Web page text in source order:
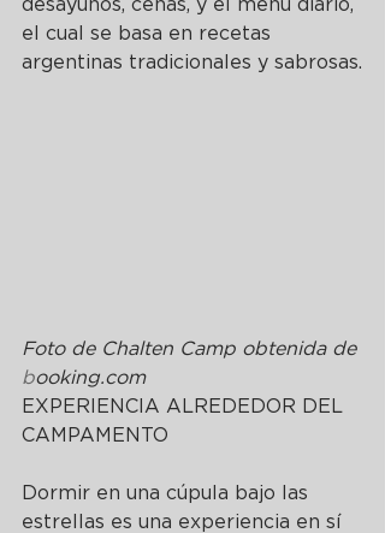
desayunos, cenas, y el menú diario,
el cual se basa en recetas
argentinas tradicionales y sabrosas.
Foto de Chalten Camp obtenida de
booking.com
EXPERIENCIA ALREDEDOR DEL
CAMPAMENTO
Dormir en una cúpula bajo las
estrellas es una experiencia en sí